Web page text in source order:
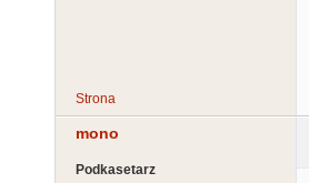
Strona
mono
Podkasetarz